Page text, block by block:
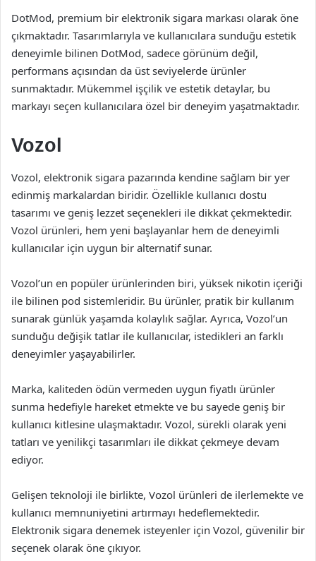
DotMod, premium bir elektronik sigara markası olarak öne
çıkmaktadır. Tasarımlarıyla ve kullanıcılara sunduğu estetik
deneyimle bilinen DotMod, sadece görünüm değil,
performans açısından da üst seviyelerde ürünler
sunmaktadır. Mükemmel işçilik ve estetik detaylar, bu
markayı seçen kullanıcılara özel bir deneyim yaşatmaktadır.
Vozol
Vozol, elektronik sigara pazarında kendine sağlam bir yer
edinmiş markalardan biridir. Özellikle kullanıcı dostu
tasarımı ve geniş lezzet seçenekleri ile dikkat çekmektedir.
Vozol ürünleri, hem yeni başlayanlar hem de deneyimli
kullanıcılar için uygun bir alternatif sunar.
Vozol’un en popüler ürünlerinden biri, yüksek nikotin içeriği
ile bilinen pod sistemleridir. Bu ürünler, pratik bir kullanım
sunarak günlük yaşamda kolaylık sağlar. Ayrıca, Vozol’un
sunduğu değişik tatlar ile kullanıcılar, istedikleri an farklı
deneyimler yaşayabilirler.
Marka, kaliteden ödün vermeden uygun fiyatlı ürünler
sunma hedefiyle hareket etmekte ve bu sayede geniş bir
kullanıcı kitlesine ulaşmaktadır. Vozol, sürekli olarak yeni
tatları ve yenilikçi tasarımları ile dikkat çekmeye devam
ediyor.
Gelişen teknoloji ile birlikte, Vozol ürünleri de ilerlemekte ve
kullanıcı memnuniyetini artırmayı hedeflemektedir.
Elektronik sigara denemek isteyenler için Vozol, güvenilir bir
seçenek olarak öne çıkıyor.